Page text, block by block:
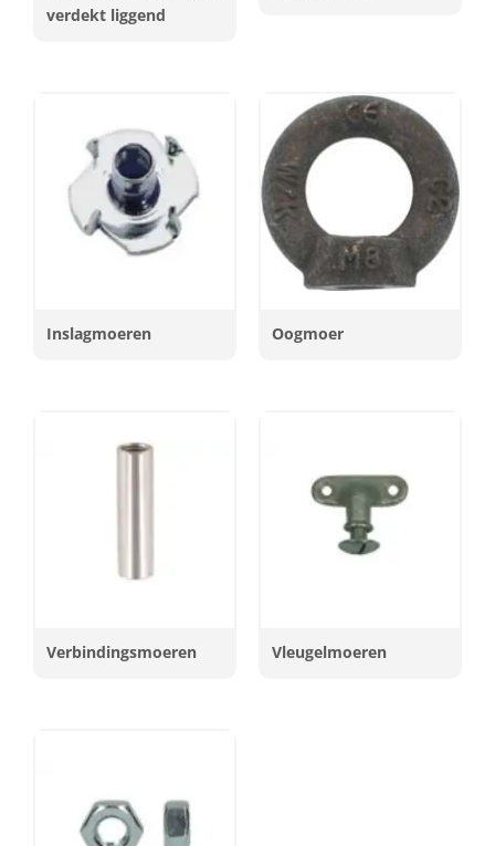
verdekt liggend
Inslagmoeren Oogmoer
Verbindingsmoeren Vleugelmoeren